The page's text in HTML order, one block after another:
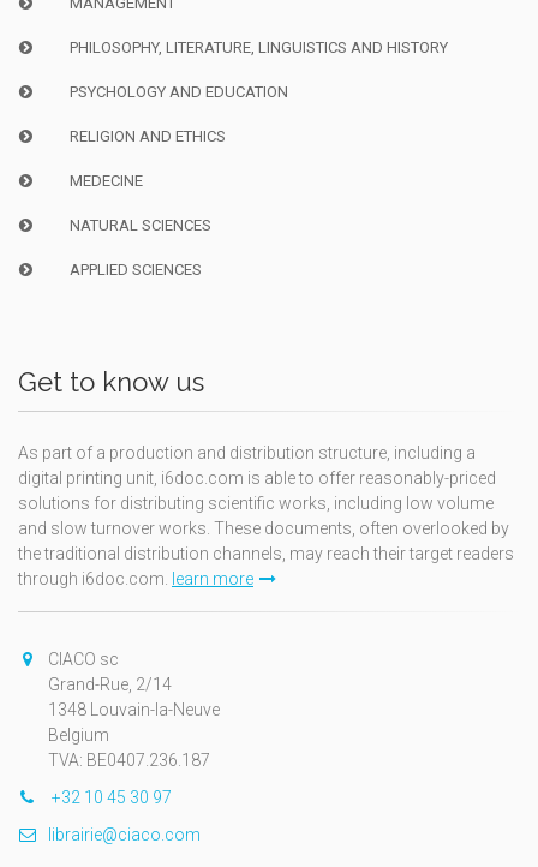
PHILOSOPHY, LITERATURE, LINGUISTICS AND HISTORY
PSYCHOLOGY AND EDUCATION
RELIGION AND ETHICS
MEDECINE
NATURAL SCIENCES
APPLIED SCIENCES
Get to know us
As part of a production and distribution structure, including a
digital printing unit, i6doc.com is able to offer reasonably-priced
solutions for distributing scientific works, including low volume
and slow turnover works. These documents, often overlooked by
the traditional distribution channels, may reach their target readers
through i6doc.com.
learn more
CIACO sc
Grand-Rue, 2/14
1348 Louvain-la-Neuve
Belgium
TVA: BE0407.236.187
+32 10 45 30 97
librairie@ciaco.com